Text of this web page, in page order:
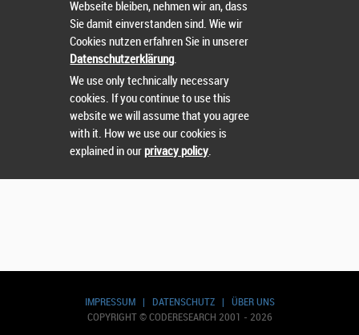
IMPRESSUM| DATENSCHUTZ| ÜBER UNS
COPYRIGHT © CODERESEARCH 2001 - 2026
Webseite bleiben, nehmen wir an, dass
Sie damit einverstanden sind. Wie wir
Cookies nutzen erfahren Sie in unserer
Datenschutzerklärung.
We use only technically necessary
cookies. If you continue to use this
website we will assume that you agree
with it. How we use our cookies is
explained in ourprivacy policy.